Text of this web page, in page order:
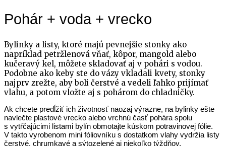
Pohár + voda + vrecko
Bylinky a listy, ktoré majú pevnejšie stonky ako
napríklad petržlenová vňať, kôpor, mangold alebo
kučeravý kel, môžete skladovať aj v pohári s vodou.
Podobne ako keby ste do vázy vkladali kvety, stonky
najprv zrežte, aby boli čerstvé a vedeli ľahko prijímať
vlahu, a potom vložte aj s pohárom do chladničky.
Ak chcete predĺžiť ich životnosť naozaj výrazne, na bylinky ešte
navlečte plastové vrecko alebo vrchnú časť pohára spolu
s vytŕčajúcimi listami bylín obmotajte kúskom potravinovej fólie.
V takto vyrobenom mini fóliovníku s dostatkom vlahy vydržia listy
čerstvé, chrumkavé a sýtozelené aj niekoľko týždňov.